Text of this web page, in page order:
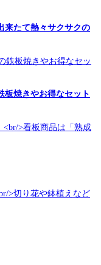
来たて熱々サクサクの
板焼きやお得なセット